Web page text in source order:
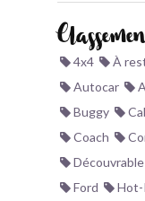
4x4 À
Autocar
Buggy
Coach
Découvrable
Ford
Hot-